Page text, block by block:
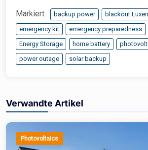
Markiert: backup power
blackout
emergency kit
emergency preparedness
Energy Storage
home battery
power outage
solar backup
Verwandte Artikel
Photovoltaics